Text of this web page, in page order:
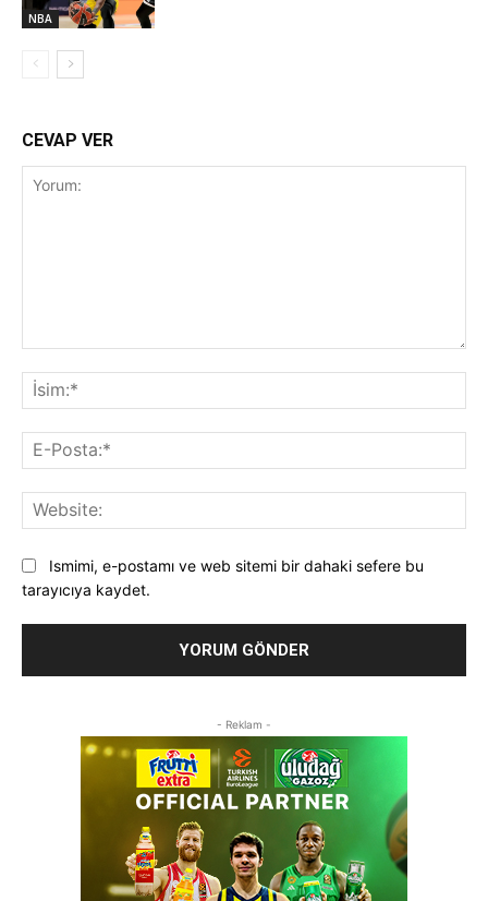
NBA
CEVAP VER
Ismimi, e-postamı ve web sitemi bir dahaki sefere bu
tarayıcıya kaydet.
- Reklam -